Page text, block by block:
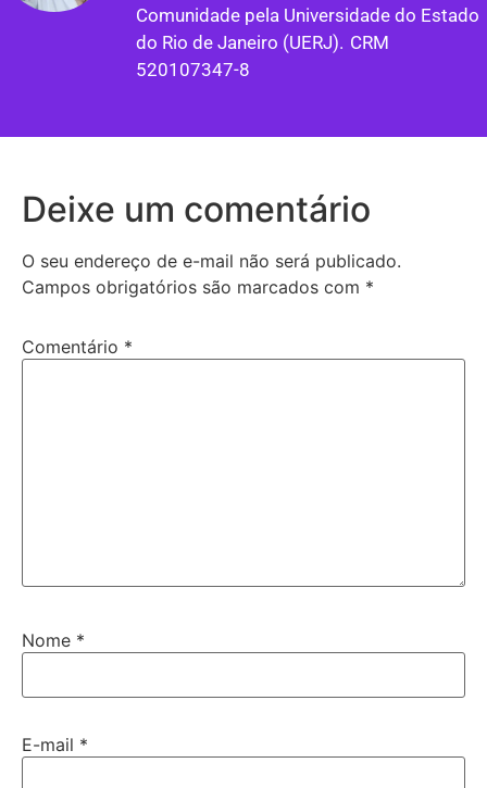
Comunidade pela Universidade do Estado
do Rio de Janeiro (UERJ). CRM
520107347-8
Deixe um comentário
O seu endereço de e-mail não será publicado.
Campos obrigatórios são marcados com *
Comentário *
Nome *
E-mail *